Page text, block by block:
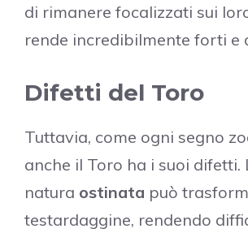
di rimanere focalizzati sui
rende incredibilmente forti e
Difetti del Toro
Tuttavia, come ogni segno
anche il Toro ha i suoi difetti.
natura ostinata può
testardaggine, rendendo